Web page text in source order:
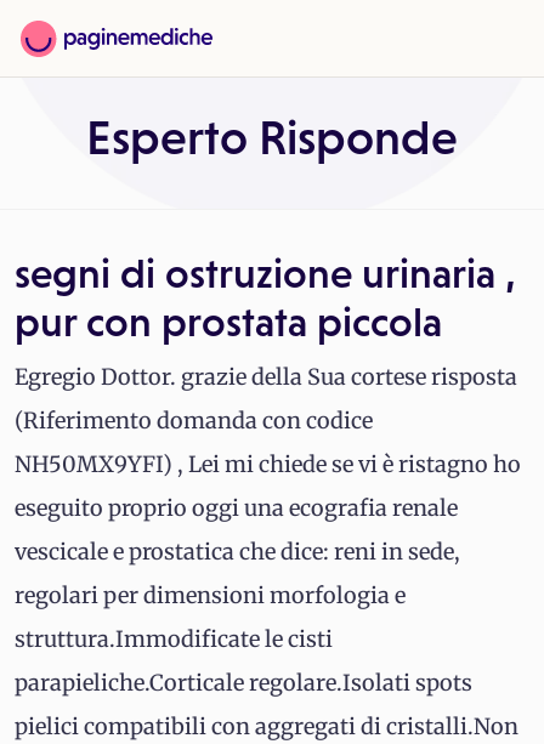
Esperto Risponde
segni di ostruzione urinaria ,
pur con prostata piccola
Egregio Dottor. grazie della Sua cortese risposta
(Riferimento domanda con codice
NH50MX9YFI) , Lei mi chiede se vi è ristagno ho
eseguito proprio oggi una ecografia renale
vescicale e prostatica che dice: reni in sede,
regolari per dimensioni morfologia e
struttura.Immodificate le cisti
parapieliche.Corticale regolare.Isolati spots
pielici compatibili con aggregati di cristalli.Non